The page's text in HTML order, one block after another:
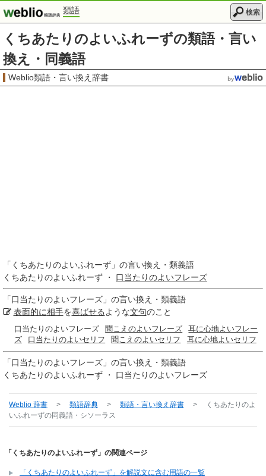
類語 検索
くちあたりのよいふれーずの類語・言い
換え・同義語
Weblio類語・言い換え辞書
「 くちあたりのよいふれーず 」の言い換え・類義語
くちあたりのよいふれーず ・ 口当たりのよいフレーズ
「口当たりのよいフレーズ 」の言い換え・類義語
表面的に相手を喜ばせる ような文句のこと
口当たりのよいフレーズ 聞こえのよいフレーズ
耳に心地よいフレー
ズ
口当たりのよいセリフ 聞こえのよいセリフ 耳に心地よいセリフ
「口当たりのよいフレーズ 」の言い換え・類義語
くちあたりのよいふれーず ・ 口当たりのよいフレーズ
Weblio 辞書 > 類語辞典 > 類語・言い換え辞書 >
くちあたりのよ
いふれーずの同義語・シソーラス
「くちあたりのよいふれーず」の関連ページ
「くちあたりのよいふれーず」を解説文に含む用語の一覧